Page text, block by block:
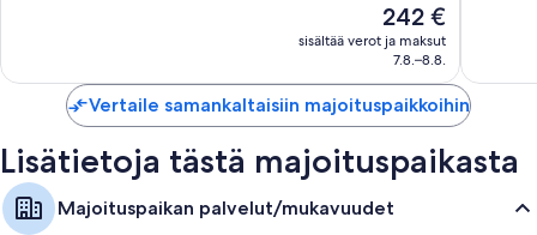
Hinta
on
242 €
242 €
sisältää verot ja maksut
7.8.–8.8.
Vertaile samankaltaisiin majoituspaikkoihin
Lisätietoja tästä majoituspaikasta
Majoituspaikan palvelut/mukavuudet